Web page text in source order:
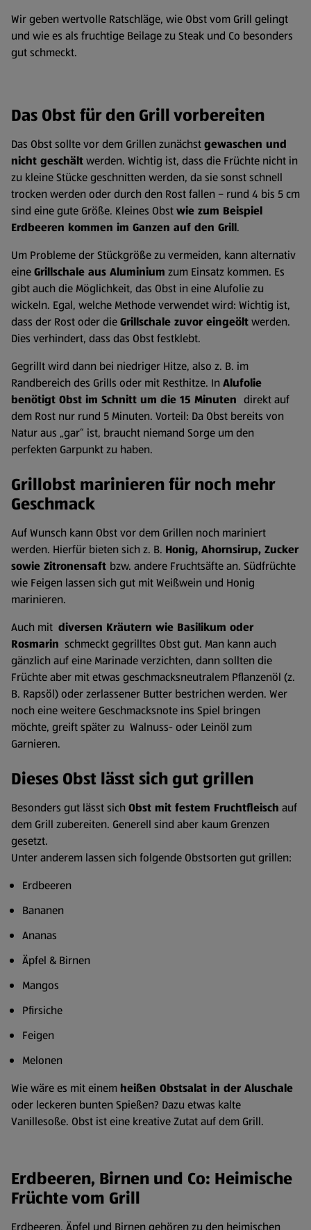
Wir geben wertvolle Ratschläge, wie Obst vom Grill gelingt
und wie es als fruchtige Beilage zu Steak und Co besonders
gut schmeckt.
Das Obst für den Grill vorbereiten
Das Obst sollte vor dem Grillen zunächstgewaschen und
nicht geschältwerden. Wichtig ist, dass die Früchte nicht in
zu kleine Stücke geschnitten werden, da sie sonst schnell
trocken werden oder durch den Rost fallen – rund 4 bis 5 cm
sind eine gute Größe. Kleines Obstwie zum Beispiel
Erdbeeren kommen im Ganzen auf den Grill.
Um Probleme der Stückgröße zu vermeiden, kann alternativ
eineGrillschale aus Aluminium zum Einsatz kommen. Es
gibt auch die Möglichkeit, das Obst in eine Alufolie zu
wickeln. Egal, welche Methode verwendet wird: Wichtig ist,
dass der Rost oder dieGrillschale zuvor eingeöltwerden.
Dies verhindert, dass das Obst festklebt.
Gegrillt wird dann bei niedriger Hitze, also z. B. im
Randbereich des Grills oder mit Resthitze. In Alufolie
benötigt Obst im Schnitt um die 15 Minuten direkt auf
dem Rost nur rund 5 Minuten. Vorteil: Da Obst bereits von
Natur aus „gar“ ist, braucht niemand Sorge um den
perfekten Garpunkt zu haben.
Grillobst marinieren für noch mehr
Geschmack
Auf Wunsch kann Obst vor dem Grillen noch mariniert
werden. Hierfür bieten sich z. B. Honig, Ahornsirup, Zucker
sowie Zitronensaft bzw. andere Fruchtsäfte an. Südfrüchte
wie Feigen lassen sich gut mit Weißwein und Honig
marinieren.
Auch mit diversen Kräutern wie Basilikum oder
Rosmarin schmeckt gegrilltes Obst gut. Man kann auch
gänzlich auf eine Marinade verzichten, dann sollten die
Früchte aber mit etwas geschmacksneutralem Pflanzenöl (z.
B. Rapsöl) oder zerlassener Butter bestrichen werden. Wer
noch eine weitere Geschmacksnote ins Spiel bringen
möchte, greift später zu Walnuss- oder Leinöl zum
Garnieren.
Dieses Obst lässt sich gut grillen
Besonders gut lässt sich Obst mit festem Fruchtfleisch auf
dem Grill zubereiten. Generell sind aber kaum Grenzen
gesetzt.
Unter anderem lassen sich folgende Obstsorten gut grillen:
Erdbeeren
Bananen
Ananas
Äpfel & Birnen
Mangos
Pfirsiche
Feigen
Melonen
Wie wäre es mit einem heißen Obstsalat in der Aluschale
oder leckeren bunten Spießen? Dazu etwas kalte
Vanillesoße. Obst ist eine kreative Zutat auf dem Grill.
Erdbeeren, Birnen und Co: Heimische
Früchte vom Grill